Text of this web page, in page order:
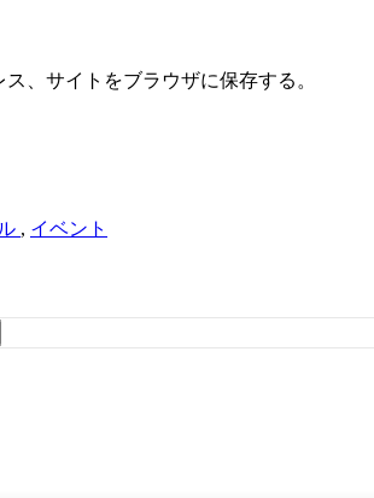
、サイトをブラウザに保存する。
, イベント